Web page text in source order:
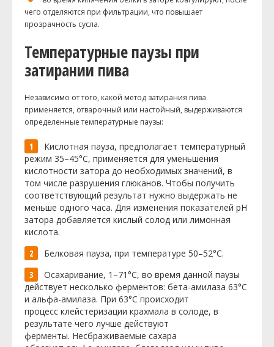
чего отделяются при фильтрации, что повышает
прозрачность сусла.
Температурные паузы при
затирании пива
Независимо от того, какой метод затирания пива
применяется, отварочный или настойный, выдерживаются
определенные температурные паузы:
Кислотная пауза, предполагает температурный
режим 35–45°C, применяется для уменьшения
кислотности затора до необходимых значений, в
том числе разрушения глюканов. Чтобы получить
соответствующий результат нужно выдержать не
меньше одного часа. Для изменения показателей pH
затора добавляется кислый солод или лимонная
кислота.
Белковая пауза, при температуре 50–52°C.
Осахаривание, 1–71°C, во время данной паузы
действует несколько ферментов: бета-амилаза 63°C
и альфа-амилаза. При 63°C происходит
процесс клейстеризации крахмала в солоде, в
результате чего лучше действуют
ферменты. Несбраживаемые сахара